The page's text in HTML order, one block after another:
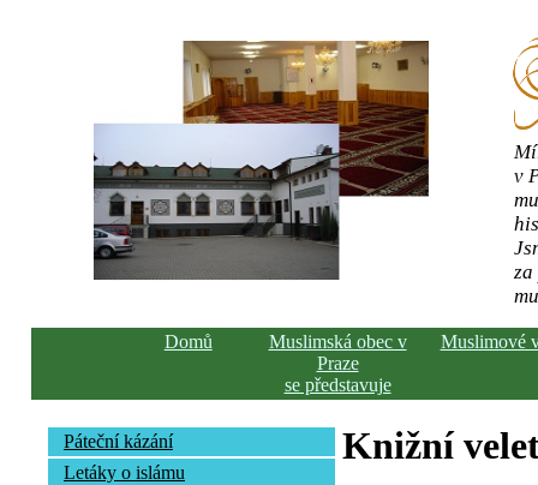
v
Domů
Muslimská obec v
Praze
se představuje
Muslimové
Páteční kázání
Letáky o islámu
Knižní